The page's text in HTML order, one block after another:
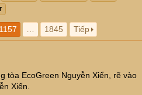
a
g
s
1157 1845 Tiếp
tòa EcoGreen Nguyễn Xiển, rẽ vào
Xiển.